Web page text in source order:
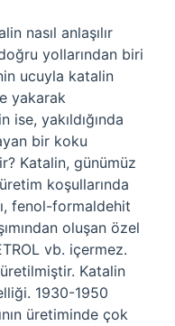
nasıl anlaşılır
yollarından biri
ucuyla katalin
yakarak
yakıldığında
bir koku
Katalin, günümüz
koşullarında
fenol-formaldehit
oluşan özel
vb. içermez.
Katalin
1930-1950
üretiminde çok